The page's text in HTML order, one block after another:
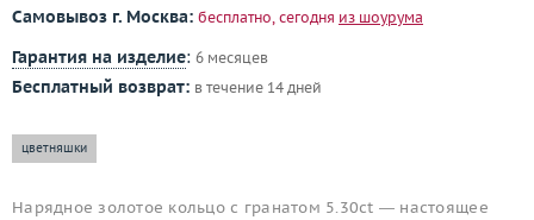
Самовывоз г. Москва: бесплатно, сегодня из шоурума
Гарантия на изделие: 6 месяцев
Бесплатный возврат: в течение 14 дней
цветняшки
Нарядное золотое кольцо с гранатом 5.30ct — настоящее